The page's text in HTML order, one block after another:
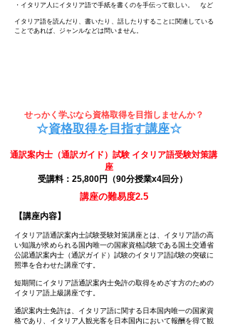
・イタリア人にイタリア語で手紙を書くのを手伝って欲しい。 など
イタリア語を読んだり、書いたり、話したりすることに関連している
ことであれば、ジャンルなどは問いません。
せっかく学ぶなら資格取得を目指しませんか？
☆資格取得を目指す講座☆
通訳案内士（通訳ガイド）試験 イタリア語受験対策講
座
受講料：25,800円（90分授業x4回分）
【講座内容】
イタリア語通訳案内士試験受験対策講座とは、イタリア語の高
い知識が求められる国内唯一の国家資格試験である国土交通省
公認通訳案内士（通訳ガイド）試験のイタリア語試験の突破に
照準を合わせた講座です。
短期間にイタリア語通訳案内士免許の取得をめざす方のための
イタリア語上級講座です。
通訳案内士免許は、イタリア語に関する日本国内唯一の国家資
格であり、イタリア人観光客を日本国内において報酬を得て観
講座の難易度2.5